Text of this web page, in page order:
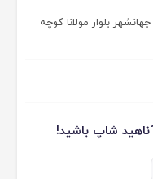
بلوار مولانا کوچه
شاپ باشید!